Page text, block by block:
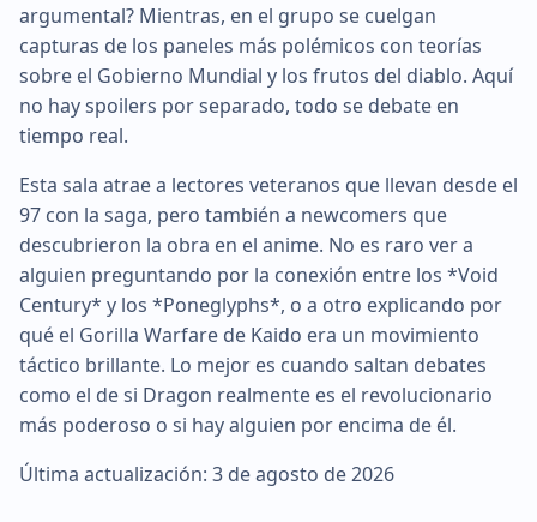
argumental? Mientras, en el grupo se cuelgan
capturas de los paneles más polémicos con teorías
sobre el Gobierno Mundial y los frutos del diablo. Aquí
no hay spoilers por separado, todo se debate en
tiempo real.
Esta sala atrae a lectores veteranos que llevan desde el
97 con la saga, pero también a newcomers que
descubrieron la obra en el anime. No es raro ver a
alguien preguntando por la conexión entre los *Void
Century* y los *Poneglyphs*, o a otro explicando por
qué el Gorilla Warfare de Kaido era un movimiento
táctico brillante. Lo mejor es cuando saltan debates
como el de si Dragon realmente es el revolucionario
más poderoso o si hay alguien por encima de él.
Última actualización: 3 de agosto de 2026